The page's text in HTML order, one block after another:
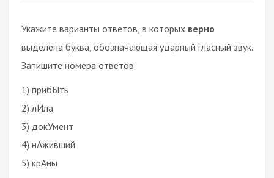
Укажите варианты ответов, в которых верно
выделена буква, обозначающая ударный гласный звук.
Запишите номера ответов.
1) прибЫть
2) лИла
3) докУмент
4) нАживший
5) крАны